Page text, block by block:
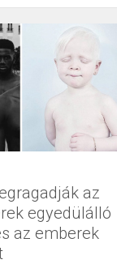
az
egyedülálló
az emberek